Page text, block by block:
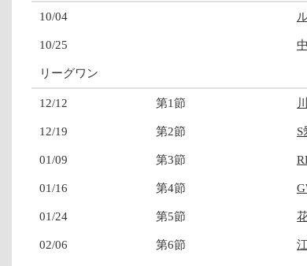
10/04
10/25
リーグワン
12/12 第1節
12/19 第2節 S
01/09 第3節
01/16 第4節
01/24 第5節
02/06 第6節